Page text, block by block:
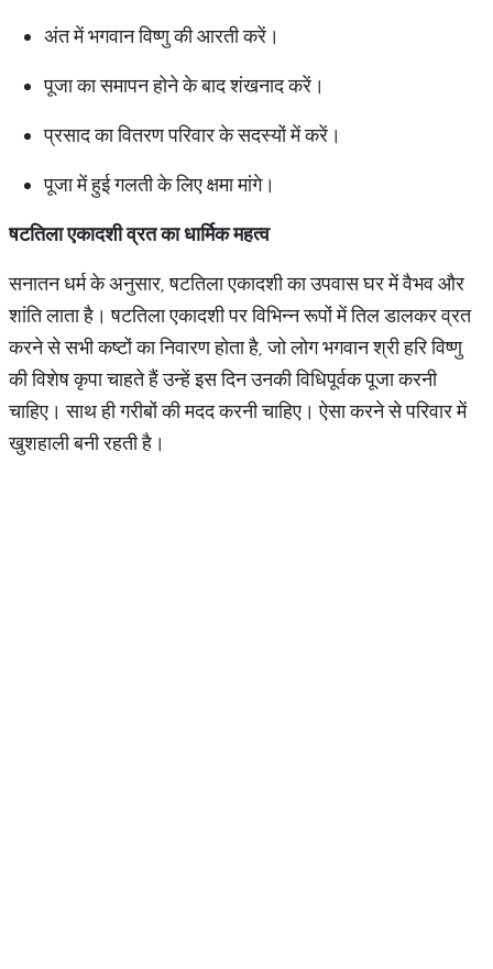
अंत में भगवान विष्णु की आरती करें।
पूजा का समापन होने के बाद शंखनाद करें।
प्रसाद का वितरण परिवार के सदस्यों में करें।
पूजा में हुई गलती के लिए क्षमा मांगे।
षटतिला एकादशी व्रत का धार्मिक महत्व
सनातन धर्म के अनुसार, षटतिला एकादशी का उपवास घर में वैभव और
शांति लाता है। षटतिला एकादशी पर विभिन्न रूपों में तिल डालकर व्रत
करने से सभी कष्टों का निवारण होता है, जो लोग भगवान श्री हरि विष्णु
की विशेष कृपा चाहते हैं उन्हें इस दिन उनकी विधिपूर्वक पूजा करनी
चाहिए। साथ ही गरीबों की मदद करनी चाहिए। ऐसा करने से परिवार में
खुशहाली बनी रहती है।